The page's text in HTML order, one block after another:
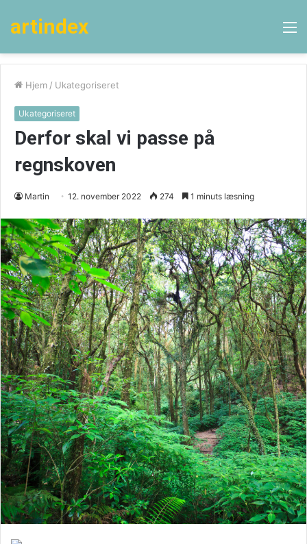
artindex
Hjem / Ukategoriseret
Ukategoriseret
Derfor skal vi passe på
regnskoven
Martin 12. november 2022 274 1 minuts læsning